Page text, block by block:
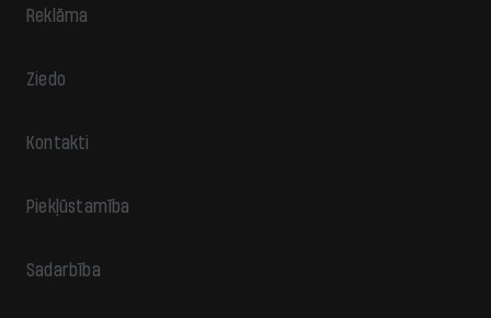
Reklāma
Ziedo
Kontakti
Piekļūstamība
Sadarbība